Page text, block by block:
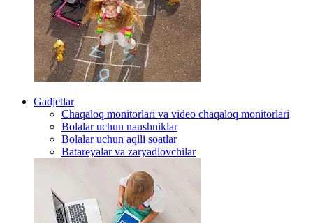
Gadjetlar
Chaqaloq monitorlari va video chaqaloq monitorlari
Bolalar uchun naushniklar
Bolalar uchun aqlli soatlar
Batareyalar va zaryadlovchilar